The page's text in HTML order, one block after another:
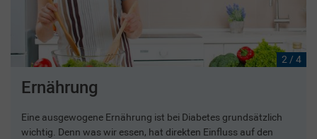
2 / 4
Ernährung
Eine ausgewogene Ernährung ist bei Diabetes grundsätzlich
wichtig. Denn was wir essen, hat direkten Einfluss auf den